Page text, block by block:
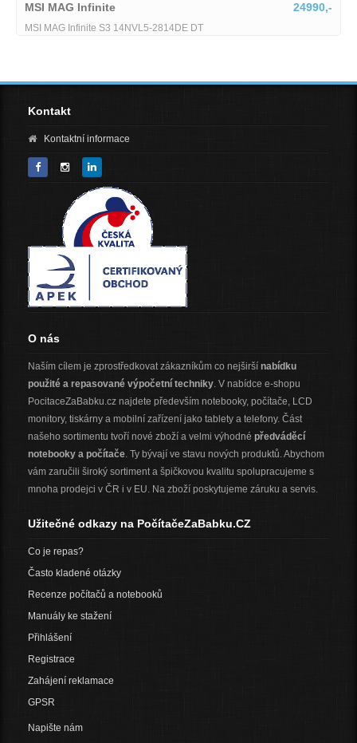
MSI MAG Infinite 24990,-
MSI MAG Infinite S3 14NVL5-2814DE DT
Kontakt
Kontaktní informace
O nás
Naším cílem je zprostředkovat zákazníkům co nejširší nabídku
použité a repasované výpočetní techniky. V nabídce e-shopu
PocitaceZaBabku.cz najdete především notebooky, počítače, LCD
monitory, tiskárny a mobilní zařízení jako tablety a telefony. Část
našeho sortimentu tvoří nové zboží a velmi výhodné předváděcí
notebooky a počítače. Ty bývají ve stavu nových produktů. Abychom
vám zaručili široký sortiment a špičkovou kvalitu spolupracujeme s
mnoha prodejci v ČR i v EU. Na zboží poskytujeme záruku a servis.
Užitečné odkazy na PočítačeZaBabku.CZ
Co je repas?
Často kladené otázky
Recenze počítačů a notebooků
Manuály ke stažení
Přihlášení
Registrace
Zahájení reklamace
GPSR
Napište nám